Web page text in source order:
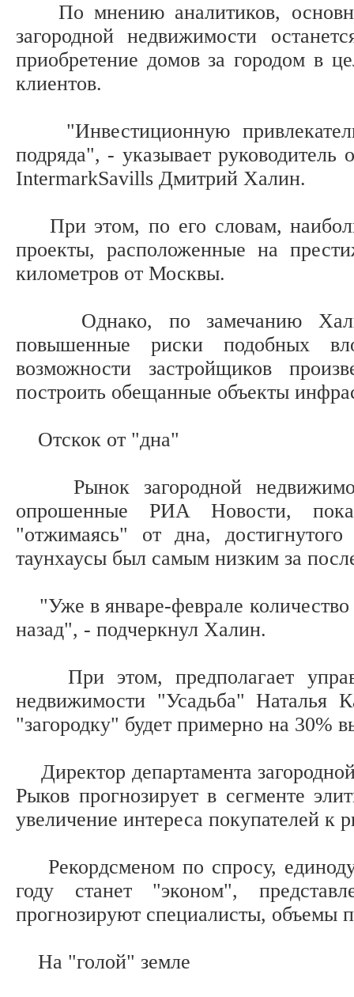
По мнению аналитиков,
загородной недвижимости
приобретение домов за городом в
клиентов.
"Инвестиционную
подряда", - указывает руководитель
IntermarkSavills Дмитрий Халин.
При этом, по его словам,
проекты, расположенные на
километров от Москвы.
Однако, по замечанию
повышенные риски подобных
возможности застройщиков
построить обещанные объекты
Отскок от "дна"
Рынок загородной
опрошенные РИА Новости,
"отжимаясь" от дна,
таунхаусы был самым низким за
"Уже в январе-феврале
назад", - подчеркнул Халин.
При этом, предполагает
недвижимости "Усадьба"
"загородку" будет примерно на
Директор департамента
Рыков прогнозирует в сегменте
увеличение интереса покупателей к
Рекордсменом по спросу,
году станет "эконом",
прогнозируют специалисты, объемы
На "голой" земле